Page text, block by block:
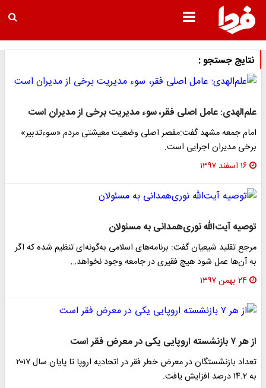
نتایج جستجو :
علم‌الهدی: عامل اصلی فقر، سوء مدیریت برخی از مدیران است
امام جمعه مشهد گفت:مقصر اصلی وضعیت معیشتی مردم «سوءتدبیر»
برخی مدیران اجرایی است.
۱۶ اسفند ۱۳۹۷
توصیه آیت‌الله نوری‌همدانی به مسئولان
مرجع تقلید شیعیان گفت: برنامه‌های اسلامی به‌گونه‌ای تنظیم شده که اگر
به آن‌ها عمل شود هیچ فقیری در جامعه وجود نخواهد…
۲۴ بهمن ۱۳۹۷
از هر ۷ بازنشسته اروپایی یکی در معرض فقر است
تعداد بازنشستگان در معرض خطر فقر در اتحادیه اروپا تا پایان سال ۲۰۱۷
به ۱۴.۲ درصد افزایش یافت.